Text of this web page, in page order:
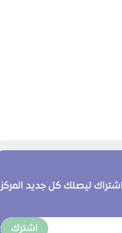
ليصلك كل جديد المركز
اشترك